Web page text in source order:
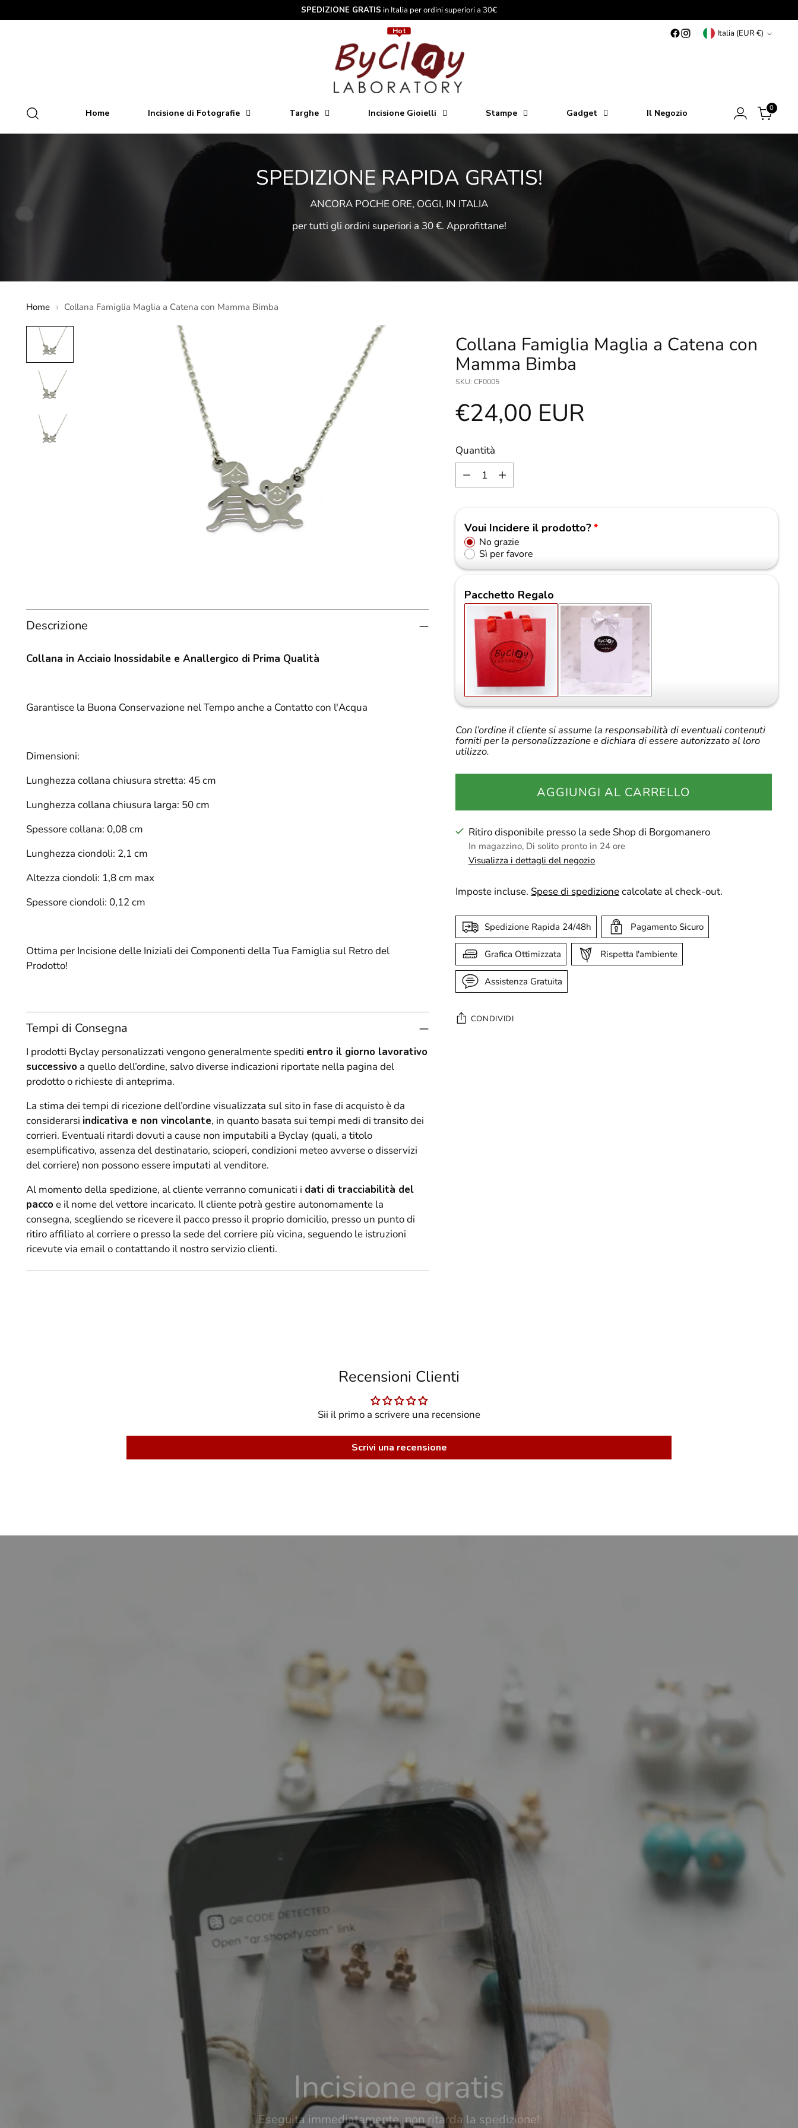
SPEDIZIONE GRATIS in Italia per ordini superiori a 30€
Valuta Italia (EUR €)
Home Incisione di Fotografie
Hot
Targhe
Hot
Incisione Gioielli Stampe Gadget Il Negozio 0
SPEDIZIONE RAPIDA GRATIS!
ANCORA POCHE ORE, OGGI, IN ITALIA
per tutti gli ordini superiori a 30 €. Approfittane!
Home Collana Famiglia Maglia a Catena con Mamma Bimba
Descrizione
Collana inAcciaio Inossidabile e Anallergico di Prima Qualità
Garantisce la Buona Conservazione nel Tempo anche a Contatto con l'Acqua
Dimensioni:
Lunghezza collana chiusura stretta: 45 cm
Lunghezza collana chiusura larga: 50 cm
Spessore collana: 0,08 cm
Lunghezza ciondoli: 2,1 cm
Altezza ciondoli: 1,8 cm max
Spessore ciondoli: 0,12 cm
Ottima per Incisione delle Iniziali dei Componenti della Tua Famiglia sul Retro del
Prodotto!
Tempi di Consegna
I prodotti Byclay personalizzati vengono generalmente spediti entro il giorno lavorativo
successivo a quello dell’ordine, salvo diverse indicazioni riportate nella pagina del
prodotto o richieste di anteprima.
La stima dei tempi di ricezione dell’ordine visualizzata sul sito in fase di acquisto è da
considerarsi indicativa e non vincolante, in quanto basata sui tempi medi di transito dei
corrieri. Eventuali ritardi dovuti a cause non imputabili a Byclay (quali, a titolo
esemplificativo, assenza del destinatario, scioperi, condizioni meteo avverse o disservizi
del corriere) non possono essere imputati al venditore.
Al momento della spedizione, al cliente verranno comunicati i dati di tracciabilità del
paccoe il nome del vettore incaricato. Il cliente potrà gestire autonomamente la
consegna, scegliendo se ricevere il pacco presso il proprio domicilio, presso un punto di
ritiro affiliato al corriere o presso la sede del corriere più vicina, seguendo le istruzioni
ricevute via email o contattando il nostro servizio clienti.
Collana Famiglia Maglia a Catena con
Mamma Bimba
SKU: CF0005
Prezzo
di
listino
€24,00 EUR
Quantità
Quantità
Voui Incidere il prodotto?
No grazie
Sì per favore
Pacchetto Regalo
Con l’ordine il cliente si assume la responsabilità di eventuali contenuti
forniti per la personalizzazione e dichiara di essere autorizzato al loro
utilizzo.
AGGIUNGI AL CARRELLO
Ritiro disponibile presso la sede Shop di Borgomanero
In magazzino, Di solito pronto in 24 ore
Visualizza i dettagli del negozio
Imposte incluse. Spese di spedizionecalcolate al check-out.
Spedizione Rapida 24/48h Pagamento Sicuro
Grafica Ottimizzata Rispetta l'ambiente
Assistenza Gratuita
CONDIVIDI
Recensioni Clienti
Sii il primo a scrivere una recensione
Scrivi una recensione
stampe e incisioni
su misura per i tuoi desideri